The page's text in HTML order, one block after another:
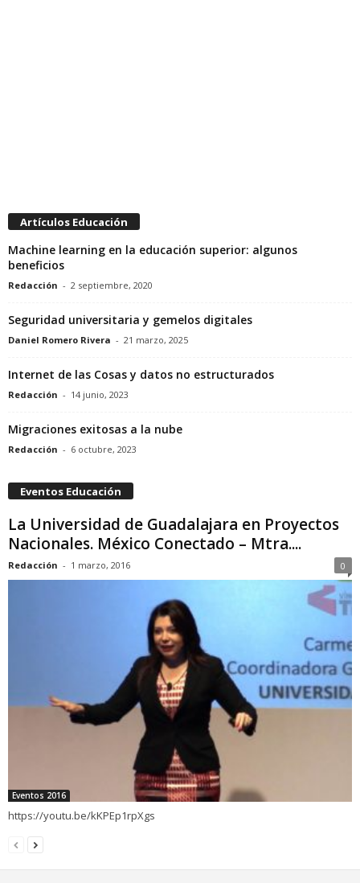
Artículos Educación
Machine learning en la educación superior: algunos
beneficios
Redacción - 2 septiembre, 2020
Seguridad universitaria y gemelos digitales
Daniel Romero Rivera - 21 marzo, 2025
Internet de las Cosas y datos no estructurados
Redacción - 14 junio, 2023
Migraciones exitosas a la nube
Redacción - 6 octubre, 2023
Eventos Educación
La Universidad de Guadalajara en Proyectos
Nacionales. México Conectado – Mtra....
Redacción - 1 marzo, 2016 0
Eventos 2016
https://youtu.be/kKPEp1rpXgs